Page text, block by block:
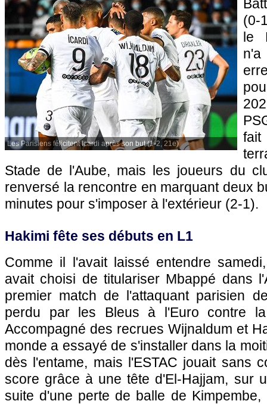
Les Parisiens félicitent Icardi après son but (1-2, 21e)
(0-
le
n'a
Stade de l'Aube, mais les joueurs du
renversé la rencontre en marquant deux
minutes pour s'imposer à l'extérieur (2-1).
Hakimi fête ses débuts en L1
Comme il l'avait laissé entendre
avait choisi de titulariser Mbappé dans
premier match de l'attaquant parisien
perdu par les Bleus à l'Euro contre
Accompagné des recrues Wijnaldum et
monde a essayé de s'installer dans la
dès l'entame, mais l'ESTAC jouait sans
score grâce à une tête d'El-Hajjam, sur
suite d'une perte de balle de Kimpembe,